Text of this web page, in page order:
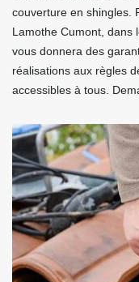
couverture en shingles.
Lamothe Cumont, dans
vous donnera des
réalisations aux règles
accessibles à tous.